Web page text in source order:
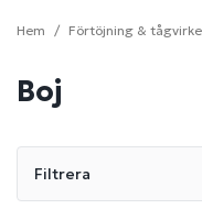
Hem Förtöjning & tågvirke
Boj
Filtrera